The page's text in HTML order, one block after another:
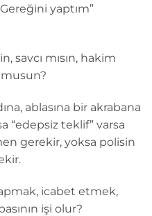
yaptım”
savcı mısın, hakim
ablasına bir akrabana
“edepsiz teklif” varsa
gerekir, yoksa polisin
icabet etmek,
işi olur?